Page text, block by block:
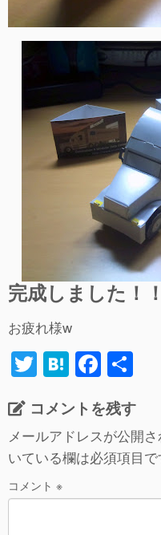
完成しました！
お疲れ様w
T
tt
er
H
e
n
a
F
a
c
e
b
o
コメントを残す
メールアドレスが公開
いている欄は必須項目で
コメント ※